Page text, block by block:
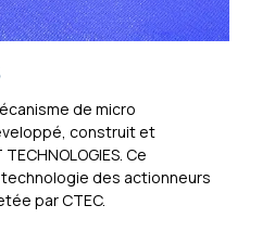
de micro
construit et
Ce
technologie des actionneurs
par CTEC.